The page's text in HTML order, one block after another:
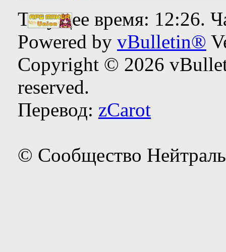
Текущее время: 12:26.
Powered by vBulletin®
Copyright © 2026
reserved.
Перевод: zCarot
© Сообщество